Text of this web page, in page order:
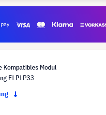
Kompatibles Modul
ELPLP33